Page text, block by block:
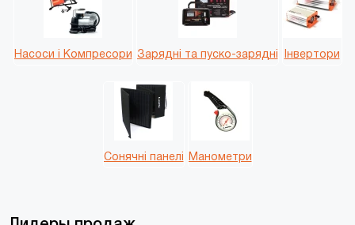
Насоси і Компресори Зарядні та пуско-зарядні Інвертори
Сонячні панелі Манометри